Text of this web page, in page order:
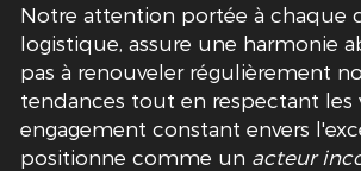
Notre attention portée à chaque
logistique, assure une harmonie
pas à renouveler régulièrement
tendances tout en respectant les
engagement constant envers
positionne comme un acteur